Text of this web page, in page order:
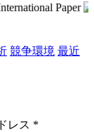
競争環境 最近
レス *